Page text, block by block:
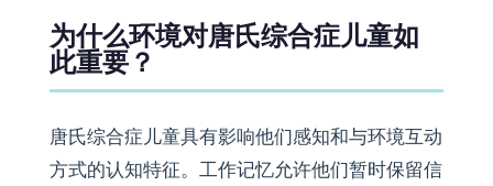
为什么环境对唐氏综合症儿童如
此重要？
唐氏综合症儿童具有影响他们感知和与环境互动
方式的认知特征。工作记忆允许他们暂时保留信